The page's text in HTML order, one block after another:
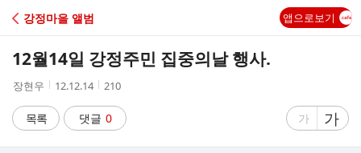
C
A
강정마을 앨범 앱으로보기
12월14일 강정주민 집중의날 행사.
작
자
장현우
작
시
간
12.12.14
조
수
210
목록 댓글 0
글
가
글
자
가